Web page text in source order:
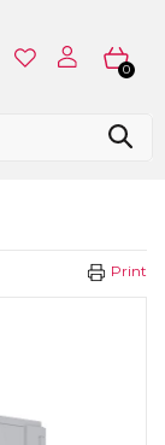
0
Print